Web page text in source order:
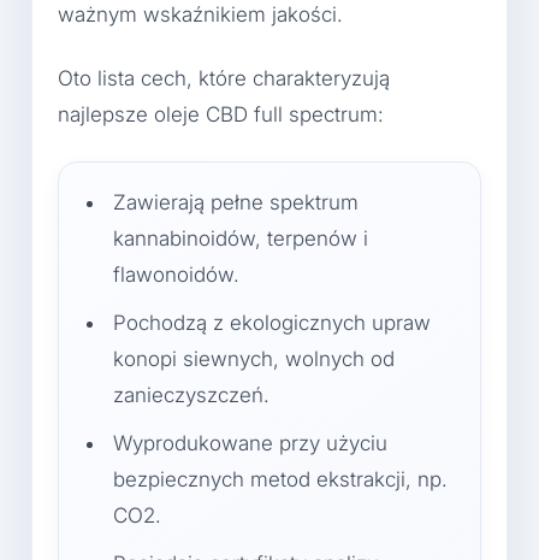
ważnym wskaźnikiem jakości.
Oto lista cech, które charakteryzują
najlepsze oleje CBD full spectrum:
Zawierają pełne spektrum
kannabinoidów, terpenów i
flawonoidów.
Pochodzą z ekologicznych upraw
konopi siewnych, wolnych od
zanieczyszczeń.
Wyprodukowane przy użyciu
bezpiecznych metod ekstrakcji, np.
CO2.